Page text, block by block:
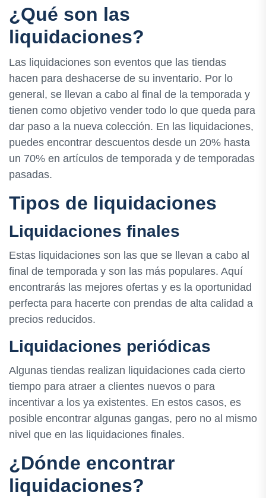
¿Qué son las
liquidaciones?
Las liquidaciones son eventos que las tiendas
hacen para deshacerse de su inventario. Por lo
general, se llevan a cabo al final de la temporada y
tienen como objetivo vender todo lo que queda para
dar paso a la nueva colección. En las liquidaciones,
puedes encontrar descuentos desde un 20% hasta
un 70% en artículos de temporada y de temporadas
pasadas.
Tipos de liquidaciones
Liquidaciones finales
Estas liquidaciones son las que se llevan a cabo al
final de temporada y son las más populares. Aquí
encontrarás las mejores ofertas y es la oportunidad
perfecta para hacerte con prendas de alta calidad a
precios reducidos.
Liquidaciones periódicas
Algunas tiendas realizan liquidaciones cada cierto
tiempo para atraer a clientes nuevos o para
incentivar a los ya existentes. En estos casos, es
posible encontrar algunas gangas, pero no al mismo
nivel que en las liquidaciones finales.
¿Dónde encontrar
liquidaciones?